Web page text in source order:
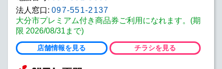
法人窓口: 097-551-2137
大分市プレミアム付き商品券ご利用になれます。(期
限 2026/08/31まで)
店舗情報を見る チラシを見る